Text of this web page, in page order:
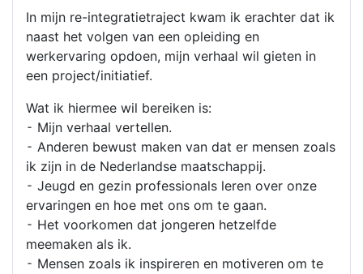
In mijn re-integratietraject kwam ik erachter dat ik
naast het volgen van een opleiding en
werkervaring opdoen, mijn verhaal wil gieten in
een project/initiatief.
Wat ik hiermee wil bereiken is:
⁃ Mijn verhaal vertellen.
⁃ Anderen bewust maken van dat er mensen zoals
ik zijn in de Nederlandse maatschappij.
⁃ Jeugd en gezin professionals leren over onze
ervaringen en hoe met ons om te gaan.
⁃ Het voorkomen dat jongeren hetzelfde
meemaken als ik.
⁃ Mensen zoals ik inspireren en motiveren om te